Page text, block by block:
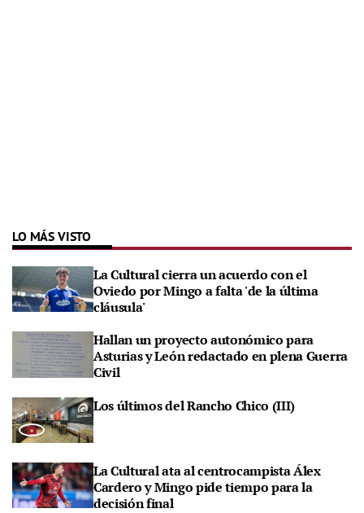
LO MÁS VISTO
La Cultural cierra un acuerdo con el
Oviedo por Mingo a falta 'de la última
cláusula'
Hallan un proyecto autonómico para
Asturias y León redactado en plena Guerra
Civil
Los últimos del Rancho Chico (III)
La Cultural ata al centrocampista Álex
Cardero y Mingo pide tiempo para la
decisión final